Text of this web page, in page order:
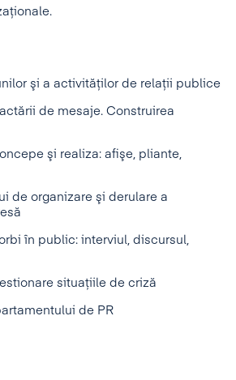
şi a activităţilor de relaţii publice
de mesaje. Construirea
şi realiza: afişe, pliante,
de organizare şi derulare a
în public: interviul, discursul,
situaţiile de criză
de PR